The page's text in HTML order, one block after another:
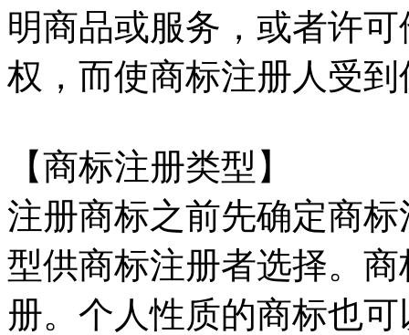
明商品或服务，或者许
权，而使商标注册人受到
【商标注册类型】
注册商标之前先确定商
型供商标注册者选择。
册。个人性质的商标也